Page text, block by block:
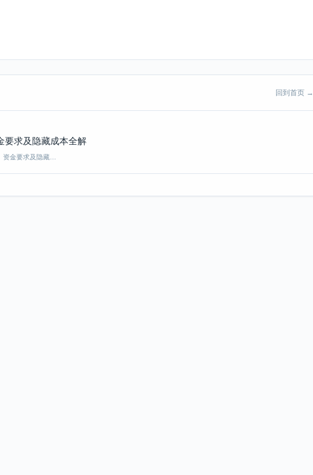
回到首页 →
要求及隐藏成本全解
资金要求及隐藏…